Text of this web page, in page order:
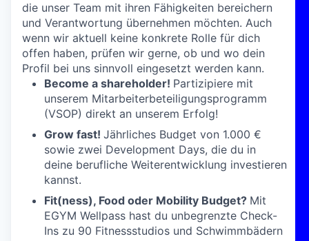
die unser Team mit ihren Fähigkeiten bereichern
und Verantwortung übernehmen möchten. Auch
wenn wir aktuell keine konkrete Rolle für dich
offen haben, prüfen wir gerne, ob und wo dein
Profil bei uns sinnvoll eingesetzt werden kann.
Become a shareholder! Partizipiere mit
unserem Mitarbeiterbeteiligungsprogramm
(VSOP) direkt an unserem Erfolg!
Grow fast! Jährliches Budget von 1.000 €
sowie zwei Development Days, die du in
deine berufliche Weiterentwicklung investieren
kannst.
Fit(ness), Food oder Mobility Budget? Mit
EGYM Wellpass hast du unbegrenzte Check-
Ins zu 90 Fitnessstudios und Schwimmbädern